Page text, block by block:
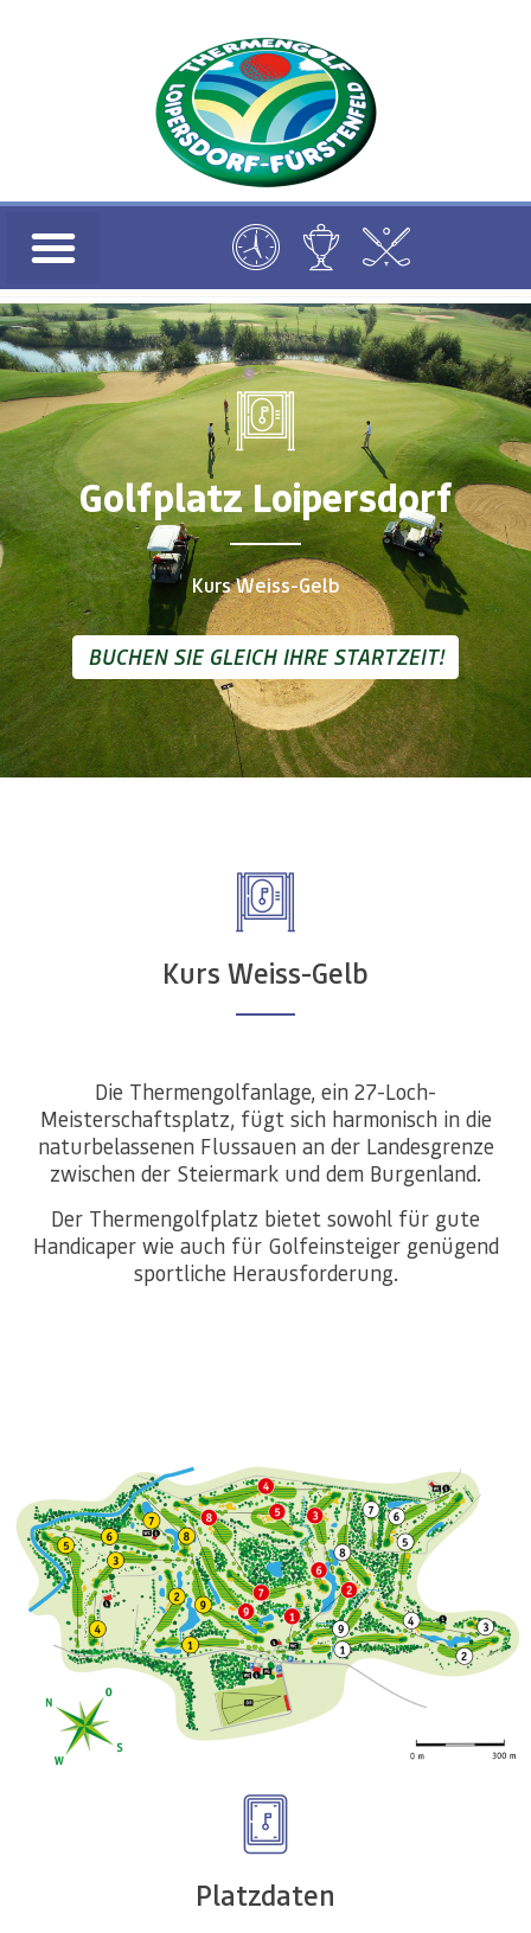
Golfplatz Loipersdorf
Kurs Weiss-Gelb
BUCHEN SIE GLEICH IHRE STARTZEIT!
Kurs Weiss-Gelb
Die Thermengolfanlage, ein 27-Loch-
Meisterschaftsplatz, fügt sich harmonisch in die
naturbelassenen Flussauen an der Landesgrenze
zwischen der Steiermark und dem Burgenland.
Der Thermengolfplatz bietet sowohl für gute
Handicaper wie auch für Golfeinsteiger genügend
sportliche Herausforderung.
Platzdaten